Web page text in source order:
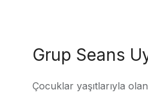
Grup Seans
Çocuklar yaşıtlarıyla